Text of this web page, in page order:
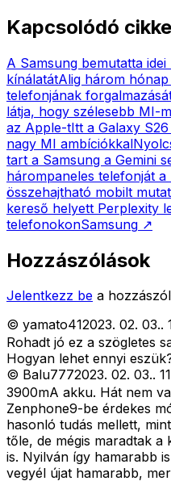
Kapcsolódó
A Samsung bemutatta
kínálatátAlig három
telefonjának
látja, hogy szélesebb MI-
az Apple-tItt a Galaxy
nagy MI ambíciókkal
tart a Samsung a Gemini
hárompaneles telefonját a
összehajtható mobilt
kereső helyett Perplexity
telefonokonSamsung ↗
Hozzászólások
Jelentkezz be a
© yamato412023. 02. 03..
Rohadt jó ez a szögletes
Hogyan lehet ennyi
© Balu7772023. 02. 03..
3900mA akku. Hát nem
Zenphone9-be érdekes
hasonló tudás mellett,
tőle, de mégis maradtak a
is. Nyilván így hamarabb
vegyél újat hamarabb,